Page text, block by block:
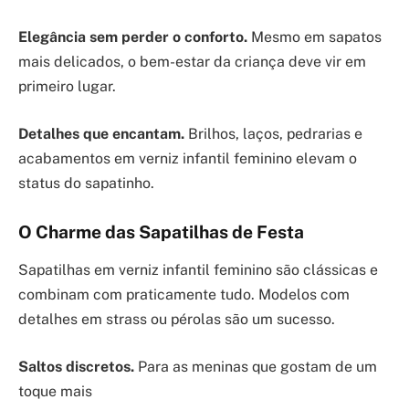
Elegância sem perder o conforto. Mesmo em sapatos
mais delicados, o bem-estar da criança deve vir em
primeiro lugar.
Detalhes que encantam. Brilhos, laços, pedrarias e
acabamentos em verniz infantil feminino elevam o
status do sapatinho.
O Charme das Sapatilhas de Festa
Sapatilhas em verniz infantil feminino são clássicas e
combinam com praticamente tudo. Modelos com
detalhes em strass ou pérolas são um sucesso.
Saltos discretos. Para as meninas que gostam de um
toque mais